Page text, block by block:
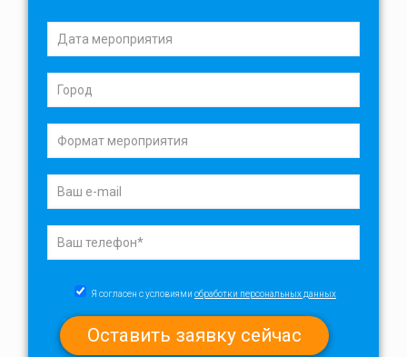
Я согласен с условиями обработки персональных данных